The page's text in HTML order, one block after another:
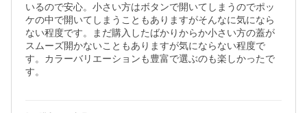
いるので安心。小さい方はボタンで開いてしまうのでポッ
ケの中で開いてしまうこともありますがそんなに気になら
ない程度です。まだ購入したばかりからか小さい方の蓋が
スムーズ開かないこともありますが気にならない程度で
す。カラーバリエーションも豊富で選ぶのも楽しかったで
す。